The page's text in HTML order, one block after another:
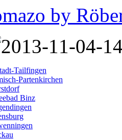
by
Tailfingen
Partenkirchen
Binz